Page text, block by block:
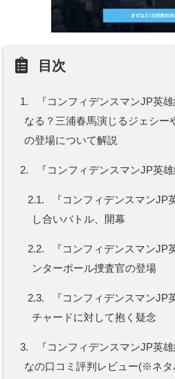
目次
1.
『コンフィデンスマンJP英
なる？三浦春馬演じるジェシー
の登場について解説
2. 『コンフィデンスマンJP英
2.1.
『コンフィデンスマンJP
し合いバトル、開幕
2.2.
『コンフィデンスマンJP
ンターポール捜査官の登場
2.3.
『コンフィデンスマンJP
チャードに対して抱く疑念
3.
『コンフィデンスマンJP英
なの口コミ評判レビュー(※ネタ